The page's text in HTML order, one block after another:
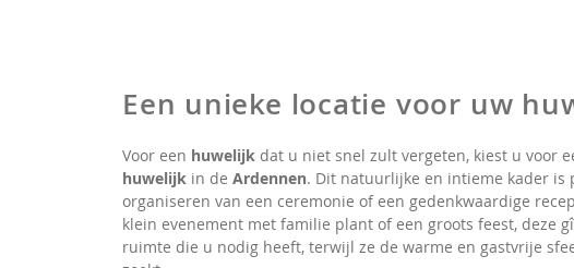
Een unieke locatie voor uw
Voor een huwelijk dat u niet snel zult vergeten, kiest u voor
huwelijk in de Ardennen. Dit natuurlijke en intieme kader is
organiseren van een ceremonie of een gedenkwaardige
klein evenement met familie plant of een groots feest, deze
ruimte die u nodig heeft, terwijl ze de warme en gastvrije